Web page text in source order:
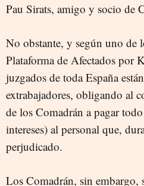
Pau Sirats, amigo y socio de
No obstante, y según uno de
Plataforma de Afectados por
juzgados de toda España
extrabajadores, obligando al
de los Comadrán a pagar
intereses) al personal que,
perjudicado.
Los Comadrán, sin embargo,